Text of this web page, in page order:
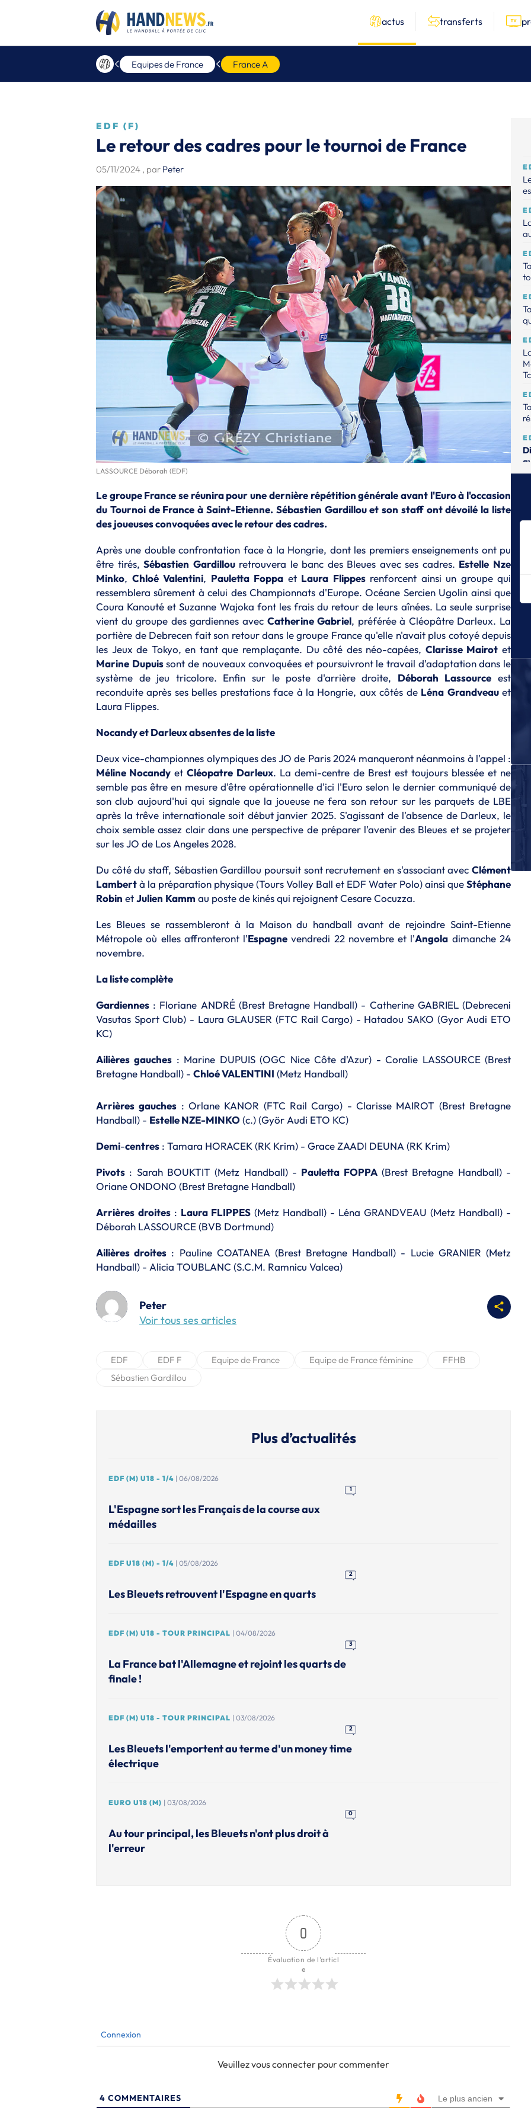
actus transferts
Equipes de France France A
EDF (F)
Le retour des cadres pour le tournoi de France
05/11/2024 , par Peter
LASSOURCE Déborah (EDF)
Le groupe France se réunira pour une dernière répétition générale avant l'Euro à l'occasion
du Tournoi de France à Saint-Etienne. Sébastien Gardillou et son staff ont dévoilé la liste
des joueuses convoquées avec le retour des cadres.
Après une double confrontation face à la Hongrie, dont les premiers enseignements ont pu
être tirés,Sébastien Gardillouretrouvera le banc des Bleues avec ses cadres. Estelle Nze
Minko, Chloé Valentini, Pauletta Foppa et Laura Flippesrenforcent ainsi un groupe qui
ressemblera sûrement à celui des Championnats d'Europe. Océane Sercien Ugolin ainsi que
Coura Kanouté et Suzanne Wajoka font les frais du retour de leurs aînées. La seule surprise
vient du groupe des gardiennes avec Catherine Gabriel, préférée à Cléopâtre Darleux. La
portière de Debrecen fait son retour dans le groupe France qu'elle n'avait plus cotoyé depuis
les Jeux de Tokyo, en tant que remplaçante. Du côté des néo-capées, Clarisse Mairot et
Marine Dupuissont de nouveaux convoquées et poursuivront le travail d'adaptation dans le
système de jeu tricolore. Enfin sur le poste d'arrière droite, Déborah Lassource est
reconduite après ses belles prestations face à la Hongrie, aux côtés de Léna Grandveauet
Laura Flippes.
Nocandy et Darleux absentes de la liste
Deux vice-championnes olympiques des JO de Paris 2024 manqueront néanmoins à l'appel :
Méline Nocandy et Cléopatre Darleux. La demi-centre de Brest est toujours blessée et ne
semble pas être en mesure d'être opérationnelle d'ici l'Euro selon le dernier communiqué de
son club aujourd'hui qui signale que la joueuse ne fera son retour sur les parquets de LBE
après la trêve internationale soit début janvier 2025. S'agissant de l'absence de Darleux, le
choix semble assez clair dans une perspective de préparer l'avenir des Bleues et se projeter
sur les JO de Los Angeles 2028.
Du côté du staff, Sébastien Gardillou poursuit sont recrutement en s'associant avec Clément
Lambertà la préparation physique (Tours Volley Ball et EDF Water Polo) ainsi queStéphane
Robin etJulien Kammau poste de kinés qui rejoignent Cesare Cocuzza.
Les Bleues se rassembleront à la Maison du handball avant de rejoindre Saint-Etienne
Métropole où elles affronteront l'Espagne vendredi 22 novembre et l'Angola dimanche 24
novembre.
La liste complète
Gardiennes : Floriane ANDRÉ (Brest Bretagne Handball) - Catherine GABRIEL (Debreceni
Vasutas Sport Club) - Laura GLAUSER (FTC Rail Cargo) - Hatadou SAKO (Gyor Audi ETO
KC)
Ailières gauches : Marine DUPUIS (OGC Nice Côte d'Azur) - Coralie LASSOURCE (Brest
Bretagne Handball) - Chloé VALENTINI (Metz Handball)
Arrières gauches : Orlane KANOR (FTC Rail Cargo) - Clarisse MAIROT (Brest Bretagne
Handball) - Estelle NZE-MINKO(c.) (Györ Audi ETO KC)
Demi-centres : Tamara HORACEK (RK Krim) - Grace ZAADI DEUNA (RK Krim)
Pivots : Sarah BOUKTIT (Metz Handball) - Pauletta FOPPA(Brest Bretagne Handball) -
Oriane ONDONO (Brest Bretagne Handball)
Arrières droites : Laura FLIPPES (Metz Handball) - Léna GRANDVEAU (Metz Handball) -
Déborah LASSOURCE (BVB Dortmund)
Ailières droites : Pauline COATANEA (Brest Bretagne Handball) - Lucie GRANIER (Metz
Handball) - Alicia TOUBLANC (S.C.M. Ramnicu Valcea)
Peter
Voir tous ses articles
EDF EDF F Equipe de France Equipe de France féminine
FFHB
Sébastien Gardillou
Plus d’actualités
EDF (M) U18 - 1/4 | 06/08/2026
1
L'Espagne sort les Français de la course aux
médailles
EDF U18 (M) - 1/4 | 05/08/2026
2
Les Bleuets retrouvent l'Espagne en quarts
EDF (M) U18 - TOUR PRINCIPAL | 04/08/2026
3
La France bat l'Allemagne et rejoint les quarts de
finale !
EDF (M) U18 - TOUR PRINCIPAL | 03/08/2026
2
Les Bleuets l'emportent au terme d'un money time
électrique
EURO U18 (M) | 03/08/2026
0
Au tour principal, les Bleuets n'ont plus droit à
l'erreur
0
Évaluation de l'articl
e
Connexion
Veuillez vous connecter pour commenter
4 COMMENTAIRES Le plus ancien